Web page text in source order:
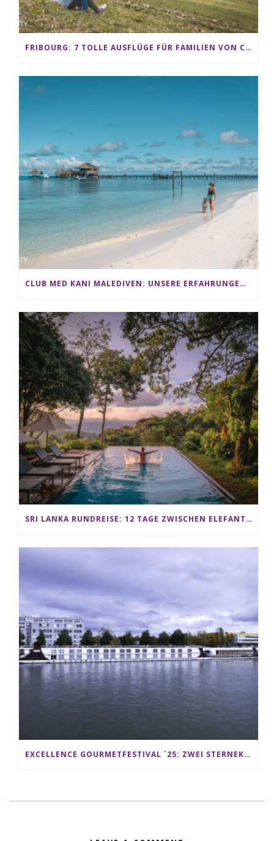
FRIBOURG: 7 TOLLE AUSFLÜGE FÜR FAMILIEN VON CHARMEY BIS LES PACCOTS
CLUB MED KANI MALEDIVEN: UNSERE ERFAHRUNGEN IM ALL-INCLUSIVE PARADIES
SRI LANKA RUNDREISE: 12 TAGE ZWISCHEN ELEFANTEN, TEEPLANTAGEN & STRAND ALS FAMILIE
EXCELLENCE GOURMETFESTIVAL ´25: ZWEI STERNEKÖCHE ANTONIO GUIDA & DARIO MORESCO VERWÖHNEN IHRE GÄSTE AUF EINER LUXERIÖSEN SCHIFFSREISE